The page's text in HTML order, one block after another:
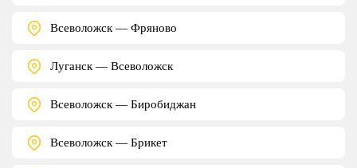
Всеволожск — Фряново
Луганск — Всеволожск
Всеволожск — Биробиджан
Всеволожск — Брикет